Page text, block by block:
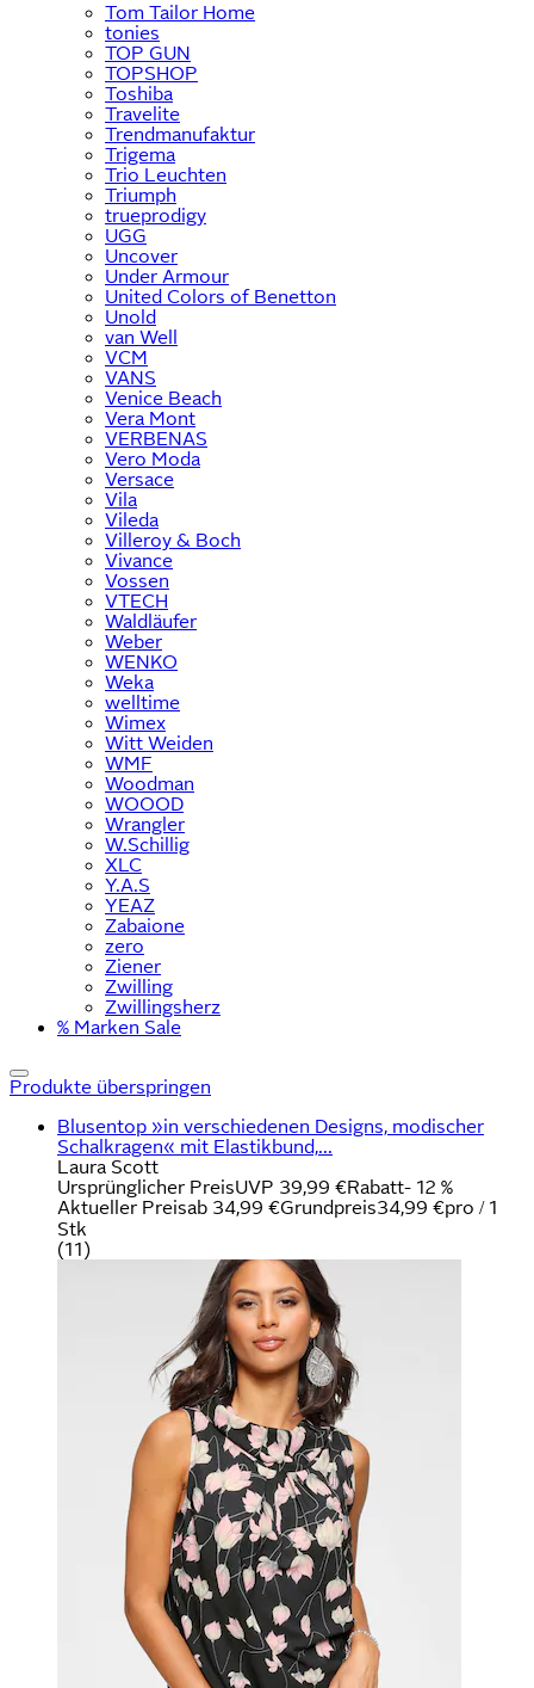
Tom Tailor Home
tonies
TOP GUN
TOPSHOP
Toshiba
Travelite
Trendmanufaktur
Trigema
Trio Leuchten
Triumph
trueprodigy
UGG
Uncover
Under Armour
United Colors of Benetton
Unold
van Well
VCM
VANS
Venice Beach
Vera Mont
VERBENAS
Vero Moda
Versace
Vila
Vileda
Villeroy & Boch
Vivance
Vossen
VTECH
Waldläufer
Weber
WENKO
Weka
welltime
Wimex
Witt Weiden
WMF
Woodman
WOOOD
Wrangler
W.Schillig
XLC
Y.A.S
YEAZ
Zabaione
zero
Ziener
Zwilling
Zwillingsherz
% Marken Sale
Produkte überspringen
Blusentop »in verschiedenen Designs, modischer
Schalkragen« mit Elastikbund,...
Laura Scott
Ursprünglicher PreisUVP 39,99 €Rabatt- 12 %
Aktueller Preisab 34,99 €Grundpreis34,99 €pro / 1
Stk
(11)